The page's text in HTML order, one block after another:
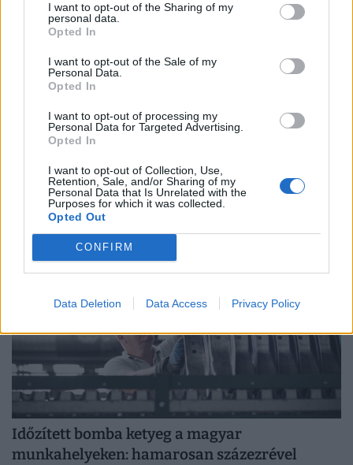
I want to opt-out of the Sharing of my
personal data.
Opted In
I want to opt-out of the Sale of my
Personal Data.
Opted In
I want to opt-out of processing my
Personal Data for Targeted Advertising.
Opted In
I want to opt-out of Collection, Use,
Retention, Sale, and/or Sharing of my
Personal Data that Is Unrelated with the
Purposes for which it was collected.
Opted Out
CONFIRM
Data Deletion Data Access Privacy Policy
Kegyetlen hetek várnak a dolgozó
magyarokra: életveszélyes csapdát rejt ez az
A tartós hőség nemcsak a komfortérzetet rontja, de
komoly fizikai és mentális terhet jelenthet a dolgozók
számára.
Időzített bomba ketyeg a magyar
munkahelyeken: hamarosan százezrével